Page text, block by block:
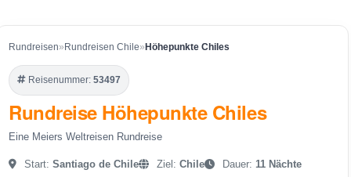
Rundreisen» Rundreisen Chile» Höhepunkte Chiles
Reisenummer: 53497
Rundreise Höhepunkte Chiles
Eine Meiers Weltreisen Rundreise
Start: Santiago de Chile Ziel: Chile Dauer: 11 Nächte